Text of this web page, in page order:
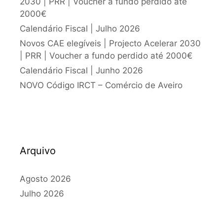
2000€
Calendário Fiscal | Julho 2026
Novos CAE elegíveis | Projecto Acelerar 2030
| PRR | Voucher a fundo perdido até 2000€
Calendário Fiscal | Junho 2026
NOVO Código IRCT – Comércio de Aveiro
Arquivo
Agosto 2026
Julho 2026